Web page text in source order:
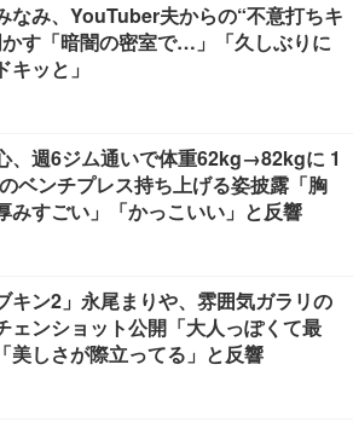
なみ、YouTuber夫からの“不意打ちキ
す「暗闇の密室で…」「久しぶりに
キッと」
、週6ジム通いで体重62kg→82kgに 1
ベンチプレス持ち上げる姿披露「胸
みすごい」「かっこいい」と反響
キン2」永尾まりや、雰囲気ガラリの
ェンショット公開「大人っぽくて最
美しさが際立ってる」と反響